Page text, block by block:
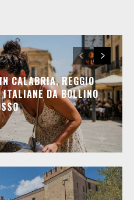
CALABRIA, REGGIO
DA BOLLINO